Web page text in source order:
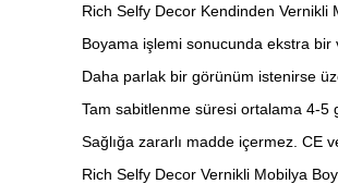
Rich Selfy Decor Kendinden Vernikli
Boyama işlemi sonucunda ekstra bir
Daha parlak bir görünüm istenirse
Tam sabitlenme süresi ortalama 4-5
Sağlığa zararlı madde içermez. CE
Rich Selfy Decor Vernikli Mobilya